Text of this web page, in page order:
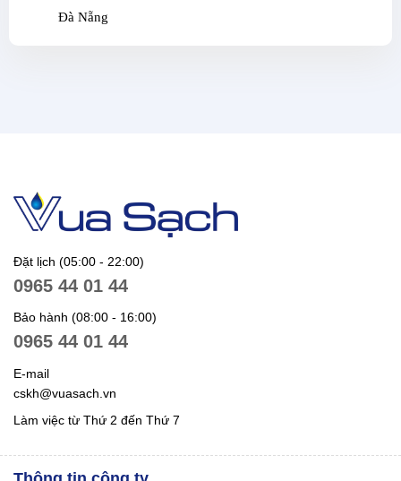
Đà Nẵng
Đặt lịch (05:00 - 22:00)
0965 44 01 44
Bảo hành (08:00 - 16:00)
0965 44 01 44
E-mail
cskh@vuasach.vn
Làm việc từ Thứ 2 đến Thứ 7